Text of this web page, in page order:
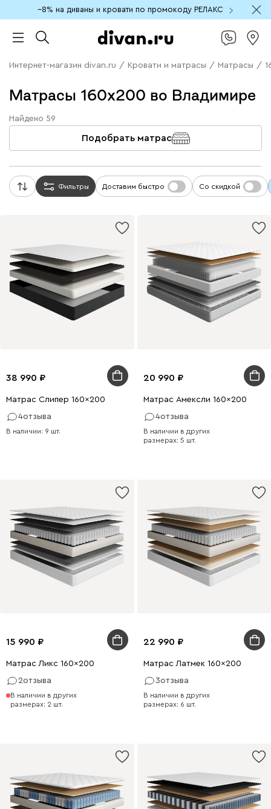
−8% на диваны и кровати по промокоду РЕЛАКС
Интернет-магазин divan.ru / Кровати и матрасы / Матрасы /
Матрасы 160x200 во Владимире
Найдено 59
Подобрать матрас
Фильтры Доставим быстро Со скидкой
38 990
Матрас Слипер 160x200
4отзыва
В наличии: 9 шт.
20 990
Матрас Амексли 160x200
4отзыва
В наличии в других
размерах: 5 шт.
15 990
Матрас Ликс 160x200
2отзыва
В наличии в других
размерах: 2 шт.
22 990
Матрас Латмек 160x200
3отзыва
В наличии в других
размерах: 6 шт.